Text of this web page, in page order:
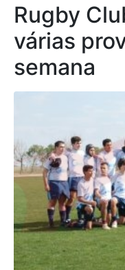
Rugby
várias
semana